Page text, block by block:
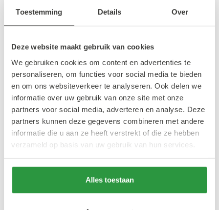
Toestemming Details Over
Deze website maakt gebruik van cookies
We gebruiken cookies om content en advertenties te
personaliseren, om functies voor social media te bieden
en om ons websiteverkeer te analyseren. Ook delen we
informatie over uw gebruik van onze site met onze
partners voor social media, adverteren en analyse. Deze
partners kunnen deze gegevens combineren met andere
informatie die u aan ze heeft verstrekt of die ze hebben
verzameld op basis van uw gebruik van hun services.
Alles toestaan
snel!
stralen in het hart van de stad. Samen maken
we Rotterdam een stukje warmer deze
winter.
Ook interessant